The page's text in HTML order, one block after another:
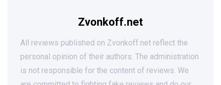
Zvonkoff.net
All reviews published on Zvonkoff.net reflect the
personal opinion of their authors. The administration
is not responsible for the content of reviews. We